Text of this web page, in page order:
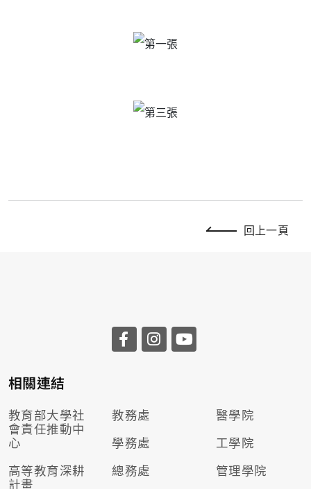
回上一頁
相關連結
教育部大學社
會責任推動中
心
高等教育深耕
計畫
教務處
學務處
總務處
醫學院
工學院
管理學院